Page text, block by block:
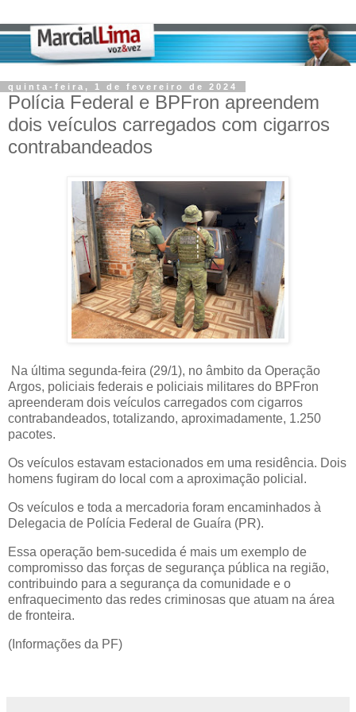
quinta-feira, 1 de fevereiro de 2024
Polícia Federal e BPFron apreendem
dois veículos carregados com cigarros
contrabandeados
Na última segunda-feira (29/1), no âmbito da Operação
Argos, policiais federais e policiais militares do BPFron
apreenderam dois veículos carregados com cigarros
contrabandeados, totalizando, aproximadamente, 1.250
pacotes.
Os veículos estavam estacionados em uma residência. Dois
homens fugiram do local com a aproximação policial.
Os veículos e toda a mercadoria foram encaminhados à
Delegacia de Polícia Federal de Guaíra (PR).
Essa operação bem-sucedida é mais um exemplo de
compromisso das forças de segurança pública na região,
contribuindo para a segurança da comunidade e o
enfraquecimento das redes criminosas que atuam na área
de fronteira.
(Informações da PF)